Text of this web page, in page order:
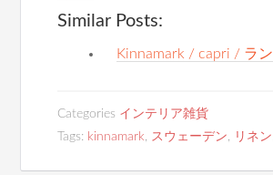
Similar Posts:
Kinnamark / capri / ラ
Categories インテリア雑貨
Tags: kinnamark, スウェーデン, リネン